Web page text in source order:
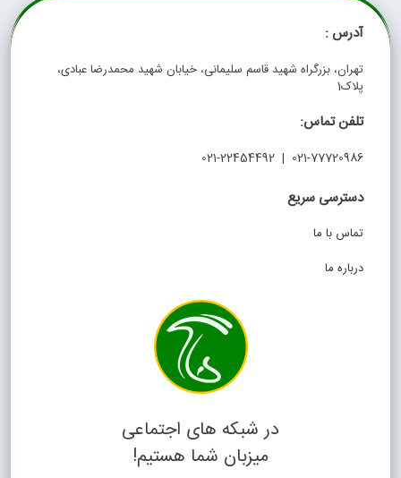
آدرس :
تهران، بزرگراه شهید قاسم سلیمانی، خیابان شهید محمدرضا عبادی،
پلاک1
تلفن تماس:
021-77720986 | 021-22454492
دسترسی سریع
تماس با ما
درباره ما
در شبکه های اجتماعی
میزبان شما هستیم!